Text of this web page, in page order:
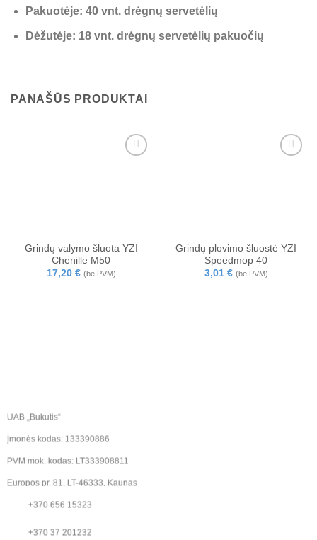
Pakuotėje: 40 vnt. drėgnų servetėlių
Dėžutėje: 18 vnt. drėgnų servetėlių pakuočių
PANAŠŪS PRODUKTAI
Grindų valymo šluota YZI
Chenille M50
17,20 € (be PVM)
Grindų plovimo šluostė YZI
Speedmop 40
3,01 € (be PVM)
UAB „Bukutis“
Įmonės kodas: 133390886
PVM mok. kodas: LT333908811
Europos pr. 81, LT-46333, Kaunas
+370 656 15323
+370 37 201232